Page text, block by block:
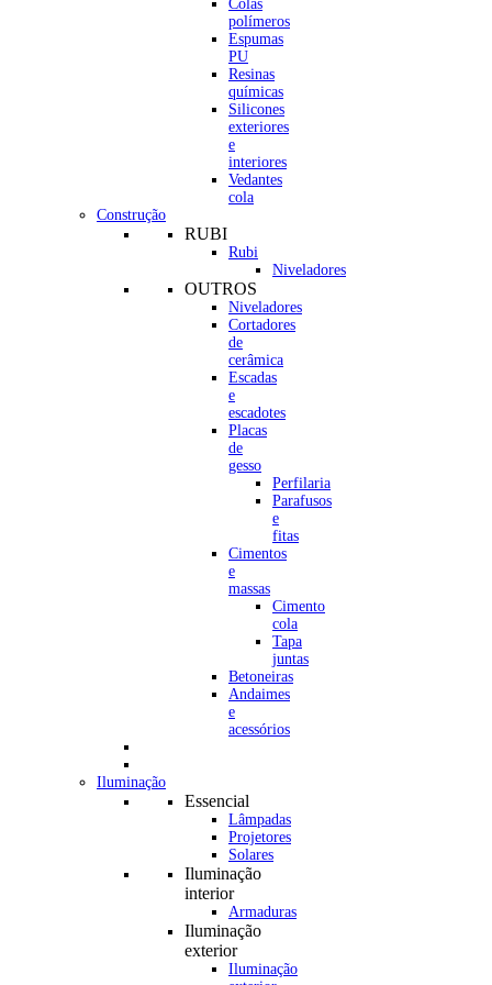
Colas
polímeros
Espumas
PU
Resinas
químicas
Silicones
exteriores
e
interiores
Vedantes
cola
Construção
RUBI
Rubi
Niveladores
OUTROS
Niveladores
Cortadores
de
cerâmica
Escadas
e
escadotes
Placas
de
gesso
Perfilaria
Parafusos
e
fitas
Cimentos
e
massas
Cimento
cola
Tapa
juntas
Betoneiras
Andaimes
e
acessórios
Iluminação
Essencial
Lâmpadas
Projetores
Solares
Iluminação
interior
Armaduras
Iluminação
exterior
Iluminação